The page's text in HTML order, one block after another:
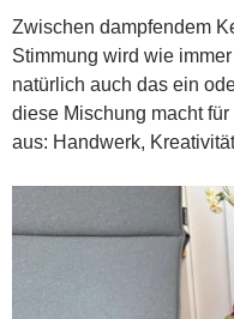
Zwischen dampfendem
Stimmung wird wie
natürlich auch das ein
diese Mischung macht
aus: Handwerk,